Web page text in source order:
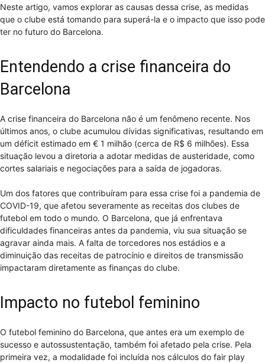
Neste artigo, vamos explorar as causas dessa crise, as medidas
que o clube está tomando para superá-la e o impacto que isso pode
ter no futuro do Barcelona.
Entendendo a crise financeira do
Barcelona
A crise financeira do Barcelona não é um fenômeno recente. Nos
últimos anos, o clube acumulou dívidas significativas, resultando em
um déficit estimado em € 1 milhão (cerca de R$ 6 milhões). Essa
situação levou a diretoria a adotar medidas de austeridade, como
cortes salariais e negociações para a saída de jogadoras.
Um dos fatores que contribuíram para essa crise foi a pandemia de
COVID-19, que afetou severamente as receitas dos clubes de
futebol em todo o mundo. O Barcelona, que já enfrentava
dificuldades financeiras antes da pandemia, viu sua situação se
agravar ainda mais. A falta de torcedores nos estádios e a
diminuição das receitas de patrocínio e direitos de transmissão
impactaram diretamente as finanças do clube.
Impacto no futebol feminino
O futebol feminino do Barcelona, que antes era um exemplo de
sucesso e autossustentação, também foi afetado pela crise. Pela
primeira vez, a modalidade foi incluída nos cálculos do fair play